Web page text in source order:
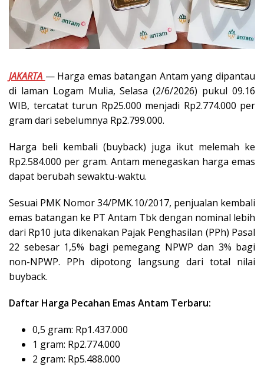
JAKARTA — Harga emas batangan Antam yang dipantau
di laman Logam Mulia, Selasa (2/6/2026) pukul 09.16
WIB, tercatat turun Rp25.000 menjadi Rp2.774.000 per
gram dari sebelumnya Rp2.799.000.
Harga beli kembali (buyback) juga ikut melemah ke
Rp2.584.000 per gram. Antam menegaskan harga emas
dapat berubah sewaktu-waktu.
Sesuai PMK Nomor 34/PMK.10/2017, penjualan kembali
emas batangan ke PT Antam Tbk dengan nominal lebih
dari Rp10 juta dikenakan Pajak Penghasilan (PPh) Pasal
22 sebesar 1,5% bagi pemegang NPWP dan 3% bagi
non-NPWP. PPh dipotong langsung dari total nilai
buyback.
Daftar Harga Pecahan Emas Antam Terbaru:
0,5 gram: Rp1.437.000
1 gram: Rp2.774.000
2 gram: Rp5.488.000